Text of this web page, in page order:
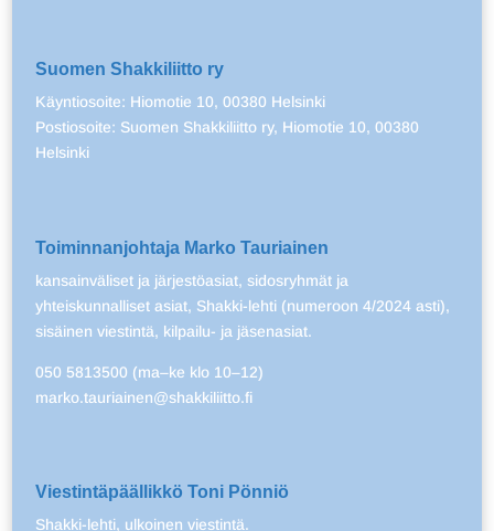
Suomen Shakkiliitto ry
Käyntiosoite: Hiomotie 10, 00380 Helsinki
Postiosoite: Suomen Shakkiliitto ry, Hiomotie 10, 00380
Helsinki
Toiminnanjohtaja Marko Tauriainen
kansainväliset ja järjestöasiat, sidosryhmät ja
yhteiskunnalliset asiat, Shakki-lehti (numeroon 4/2024 asti),
sisäinen viestintä, kilpailu- ja jäsenasiat.
050 5813500 (ma–ke klo 10–12)
marko.tauriainen@shakkiliitto.fi
Viestintäpäällikkö Toni Pönniö
Shakki-lehti, ulkoinen viestintä.